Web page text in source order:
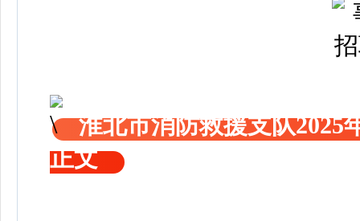
淮北市消防救援支队2025
正文